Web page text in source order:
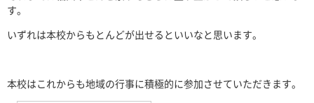
す。
いずれは本校からもとんどが出せるといいなと思います。
本校はこれからも地域の行事に積極的に参加させていただきます。